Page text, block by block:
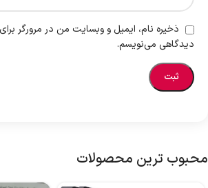
ذخیره نام، ایمیل و وبسایت من در مرورگر
دیدگاهی می‌نویسم.
محبوب ترین محصولات